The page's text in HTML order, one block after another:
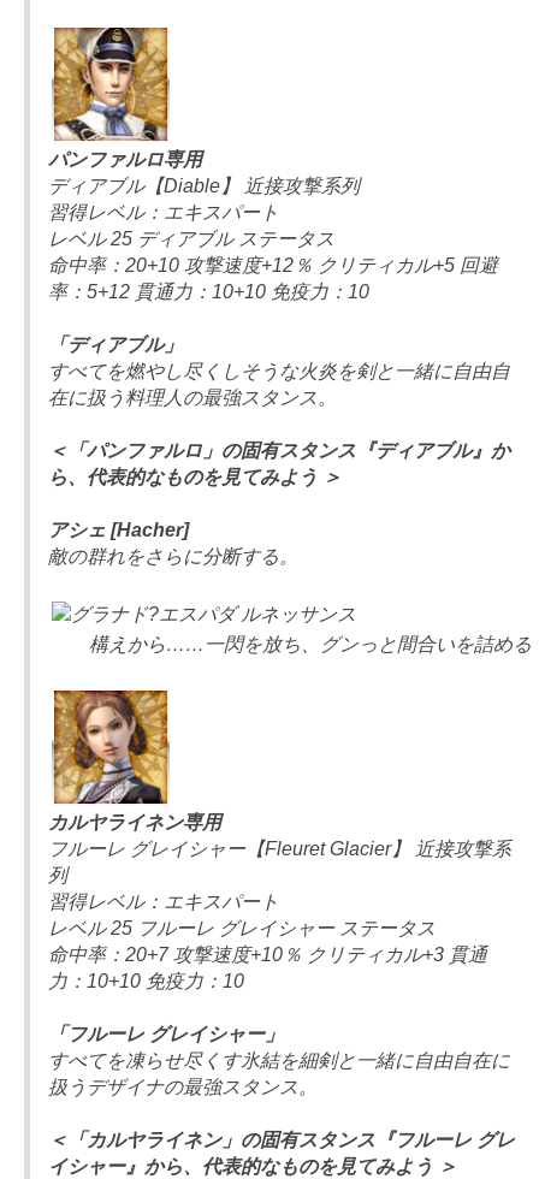
パンファルロ専用
ディアブル【Diable】 近接攻撃系列
習得レベル：エキスパート
レベル 25 ディアブル ステータス
命中率：20+10 攻撃速度+12％ クリティカル+5 回避
率：5+12 貫通力：10+10 免疫力：10
「ディアブル」
すべてを燃やし尽くしそうな火炎を剣と一緒に自由自
在に扱う料理人の最強スタンス。
＜「パンファルロ」の固有スタンス『ディアブル』か
ら、代表的なものを見てみよう ＞
アシェ [Hacher]
敵の群れをさらに分断する。
構えから……一閃を放ち、グンっと間合いを詰める
カルヤライネン専用
フルーレ グレイシャー【Fleuret Glacier】 近接攻撃系
列
習得レベル：エキスパート
レベル 25 フルーレ グレイシャー ステータス
命中率：20+7 攻撃速度+10％ クリティカル+3 貫通
力：10+10 免疫力：10
「フルーレ グレイシャー」
すべてを凍らせ尽くす氷結を細剣と一緒に自由自在に
扱うデザイナの最強スタンス。
＜「カルヤライネン」の固有スタンス『フルーレ グレ
イシャー』から、代表的なものを見てみよう ＞